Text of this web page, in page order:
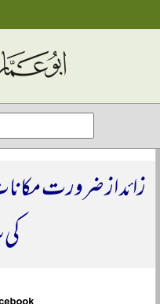
زائد از ضرورت